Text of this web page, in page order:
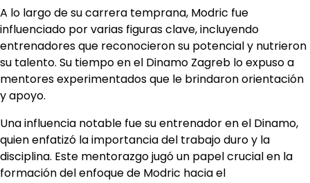
A lo largo de su carrera temprana, Modric fue
influenciado por varias figuras clave, incluyendo
entrenadores que reconocieron su potencial y nutrieron
su talento. Su tiempo en el Dinamo Zagreb lo expuso a
mentores experimentados que le brindaron orientación
y apoyo.
Una influencia notable fue su entrenador en el Dinamo,
quien enfatizó la importancia del trabajo duro y la
disciplina. Este mentorazgo jugó un papel crucial en la
formación del enfoque de Modric hacia el